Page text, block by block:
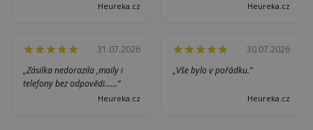
Heureka.cz Heureka.cz
31.07.2026
„Zásilka nedorazila ,maily i
telefony bez odpovědi......“
Heureka.cz
30.07.2026
„Vše bylo v pořádku.“
Heureka.cz